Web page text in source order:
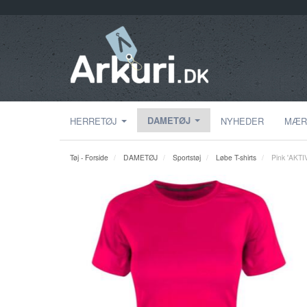
HERRETØJ DAMETØJ NYHEDER
Tøj - Forside DAMETØJ Sportstøj Løbe T-shirts Pink